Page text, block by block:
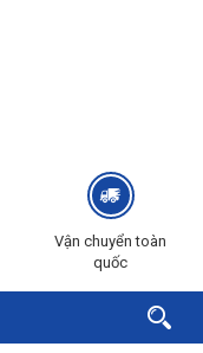
Vận chuyển toàn
quốc